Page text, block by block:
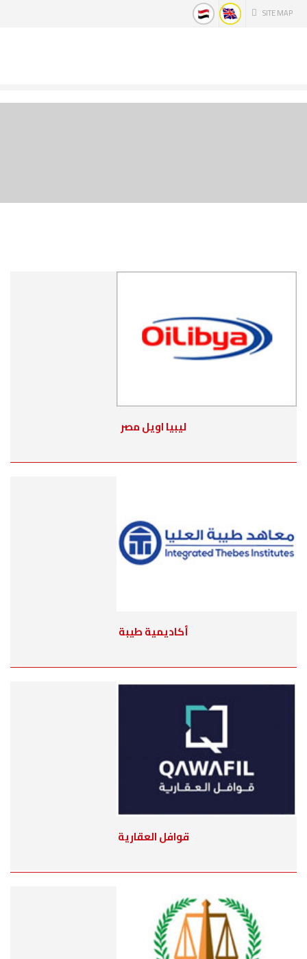
SITE MAP
ليبيا اويل مصر
أكاديمية طيبة
قوافل العقارية